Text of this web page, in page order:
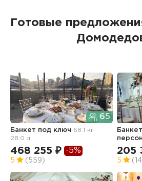
Готовые
65
Банкет под ключ 68.1 кг
28.0 л
468 255 ₽ -5%
5 (559)
205
5